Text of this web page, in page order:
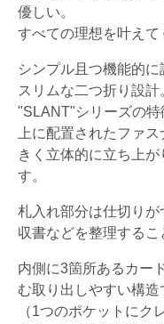
優しい。
すべての理想を叶えて
シンプル且つ機能的
スリムな二つ折り設計
"SLANT"シリーズの
上に配置されたファ
きく立体的に立ち上
す。
札入れ部分は仕切り
収書などを整理するこ
内側に3箇所あるカー
む取り出しやすい構造
（1つのポケットにク